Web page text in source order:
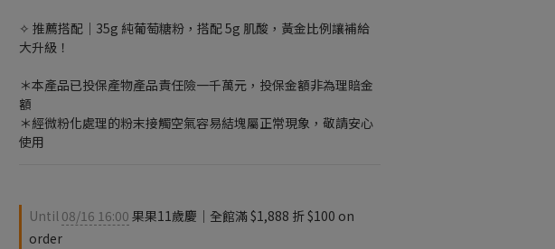
✧ 推薦搭配｜35g 純葡萄糖粉，搭配 5g 肌酸，黃金比例讓補給
大升級！
＊本產品已投保產物產品責任險一千萬元，投保金額非為理賠金
額
＊經微粉化處理的粉末接觸空氣容易結塊屬正常現象，敬請安心
使用
Until 08/16 16:00 果果11歲慶｜全館滿 $1,888 折 $100 on
order